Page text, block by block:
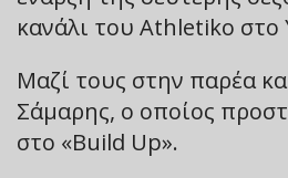
κανάλι του Athletiko στο
Μαζί τους στην παρέα
Σάμαρης, ο οποίος
στο «Build Up».